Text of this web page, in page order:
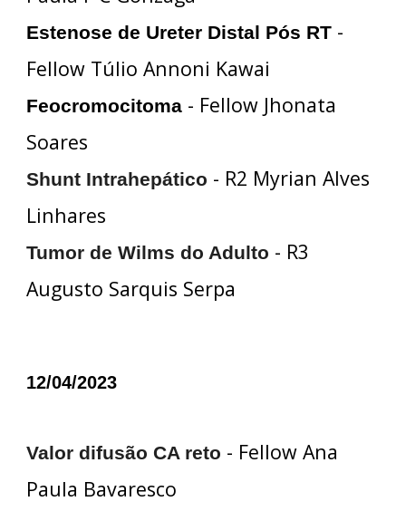
Estenose de Ureter Distal Pós RT -
Fellow Túlio Annoni Kawai
Feocromocitoma - Fellow Jhonata
Soares
Shunt Intrahepático - R2 Myrian Alves
Linhares
Tumor de Wilms do Adulto - R3
Augusto Sarquis Serpa
12/04/2023
Valor difusão CA reto - Fellow Ana
Paula Bavaresco